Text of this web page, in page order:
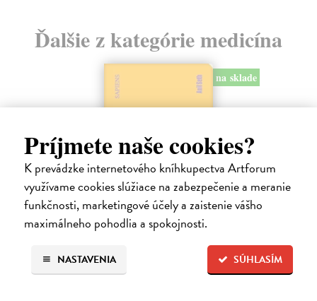
Príjmete naše cookies?
K prevádzke internetového kníhkupectva Artforum
využívame cookies slúžiace na zabezpečenie a meranie
funkčnosti, marketingové účely a zaistenie vášho
maximálneho pohodlia a spokojnosti.
SÚHLASÍM
NASTAVENIA
Ďalšie z kategórie medicína
na sklade
Sám sebou
Seth Anil| Kniha